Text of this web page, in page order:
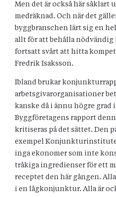
Men det är också här såklart
medräknad. Och när det
byggbranschen lärt sig en
allt för att behålla nödvändig
fortsatt svårt att hitta
Fredrik Isaksson.
Ibland brukar
arbetsgivarorganisationer
kanske då i ännu högre grad
Byggföretagens rapport
kritiseras på det sättet. Den
exempel
inga ekonomer som inte
tråkiga ingredienser för ett
receptet den här gången.
i en lågkonjunktur. Alla är